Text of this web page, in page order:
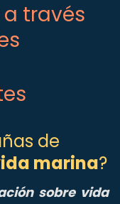
través
de
marina?
sobre vida